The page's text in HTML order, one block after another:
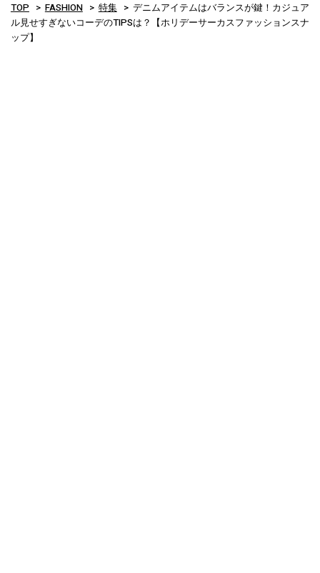
TOP FASHION 特集
デニムアイテムはバランスが鍵！カジュア
ル見せすぎないコーデのTIPSは？【ホリデーサーカスファッションスナ
ップ】